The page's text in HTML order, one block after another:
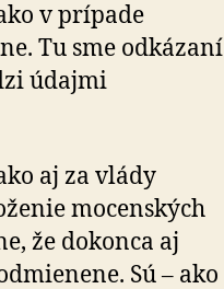
v prípade
Tu sme odkázaní
údajmi
aj za vlády
mocenských
že dokonca aj
Sú – ako